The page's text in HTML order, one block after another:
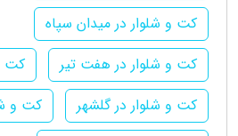
کت و شلوار در میدان سپاه
کت و شلوار در هفت تیر
کت
کت و شلوار در گلشهر
کت و